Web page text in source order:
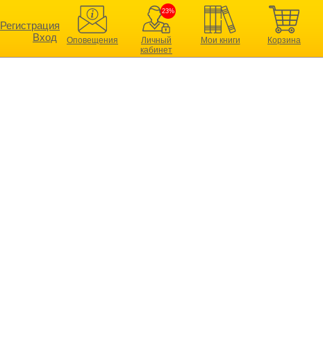
Регистрация
Вход
Оповещения
23%
Личный
кабинет
Мои книги Корзина